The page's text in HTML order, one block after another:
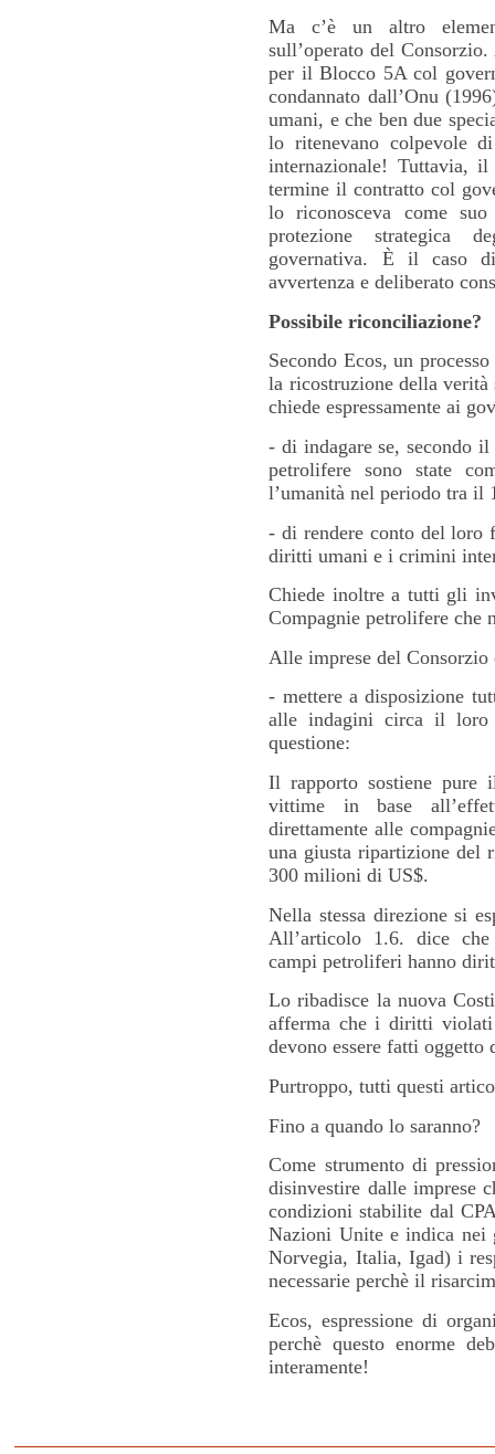
Ma c’è un altro
sull’operato del
per il Blocco 5A col
condannato dall’Onu
umani, e che ben due
lo ritenevano colpevole
internazionale! Tuttavia,
termine il contratto col
lo riconosceva come
protezione strategica
governativa. È il caso
avvertenza e deliberato
Possibilericonciliazione?
Secondo Ecos, un
la ricostruzione della
chiede espressamente ai
- di indagare se, secondo
petrolifere sono state
l’umanità nel periodo
- di rendere conto del loro
diritti umani e i crimini
Chiede inoltre a tutti gli
Compagnie petrolifere
Alle imprese del Consorzio
- mettere a disposizione
alle indagini circa il loro
questione:
Il rapporto sostiene
vittime in base
direttamente alle
una giusta ripartizione del
300 milioni di US$.
Nella stessa direzione si
All’articolo 1.6. dice
campi petroliferi hanno
Lo ribadisce la nuova
afferma che i diritti violati
devono essere fatti oggetto
Purtroppo, tutti questi
Fino a quando lo saranno?
Come strumento di
disinvestire dalle imprese
condizioni stabilite dal
Nazioni Unite e indica nei
Norvegia, Italia, Igad) i
necessarie perchè il
Ecos, espressione di
perchè questo enorme
interamente!